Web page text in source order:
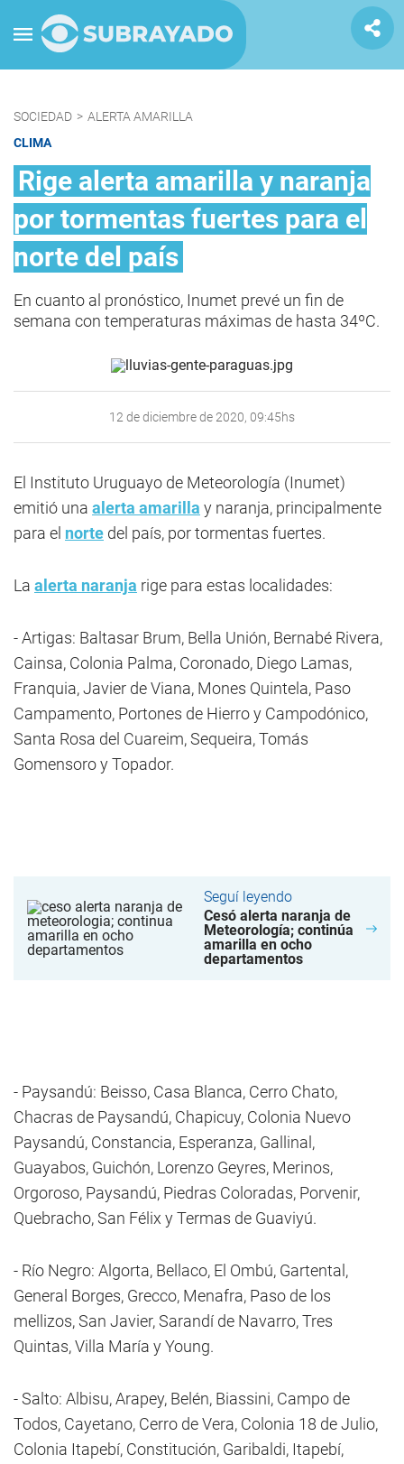
SOCIEDAD > ALERTA AMARILLA
CLIMA
Rige alerta amarilla y naranja
por tormentas fuertes para el
norte del país
En cuanto al pronóstico, Inumet prevé un fin de
semana con temperaturas máximas de hasta 34ºC.
12 de diciembre de 2020, 09:45hs
El Instituto Uruguayo de Meteorología (Inumet)
emitió una alerta amarilla y naranja, principalmente
para el norte del país, por tormentas fuertes.
La alerta naranja rige para estas localidades:
- Artigas: Baltasar Brum, Bella Unión, Bernabé Rivera,
Cainsa, Colonia Palma, Coronado, Diego Lamas,
Franquia, Javier de Viana, Mones Quintela, Paso
Campamento, Portones de Hierro y Campodónico,
Santa Rosa del Cuareim, Sequeira, Tomás
Gomensoro y Topador.
Seguí leyendo
Cesó alerta naranja de
Meteorología; continúa
amarilla en ocho
departamentos
- Paysandú: Beisso, Casa Blanca, Cerro Chato,
Chacras de Paysandú, Chapicuy, Colonia Nuevo
Paysandú, Constancia, Esperanza, Gallinal,
Guayabos, Guichón, Lorenzo Geyres, Merinos,
Orgoroso, Paysandú, Piedras Coloradas, Porvenir,
Quebracho, San Félix y Termas de Guaviyú.
- Río Negro: Algorta, Bellaco, El Ombú, Gartental,
General Borges, Grecco, Menafra, Paso de los
mellizos, San Javier, Sarandí de Navarro, Tres
Quintas, Villa María y Young.
- Salto: Albisu, Arapey, Belén, Biassini, Campo de
Todos, Cayetano, Cerro de Vera, Colonia 18 de Julio,
Colonia Itapebí, Constitución, Garibaldi, Itapebí,